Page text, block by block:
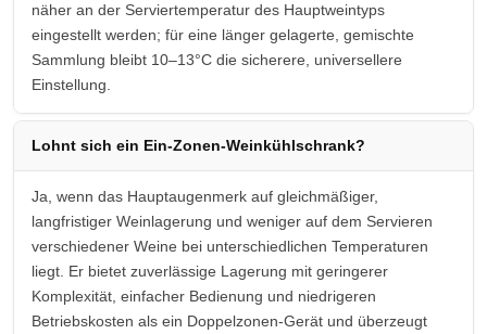
näher an der Serviertemperatur des Hauptweintyps
eingestellt werden; für eine länger gelagerte, gemischte
Sammlung bleibt 10–13°C die sicherere, universellere
Einstellung.
Lohnt sich ein Ein-Zonen-Weinkühlschrank?
Ja, wenn das Hauptaugenmerk auf gleichmäßiger,
langfristiger Weinlagerung und weniger auf dem Servieren
verschiedener Weine bei unterschiedlichen Temperaturen
liegt. Er bietet zuverlässige Lagerung mit geringerer
Komplexität, einfacher Bedienung und niedrigeren
Betriebskosten als ein Doppelzonen-Gerät und überzeugt